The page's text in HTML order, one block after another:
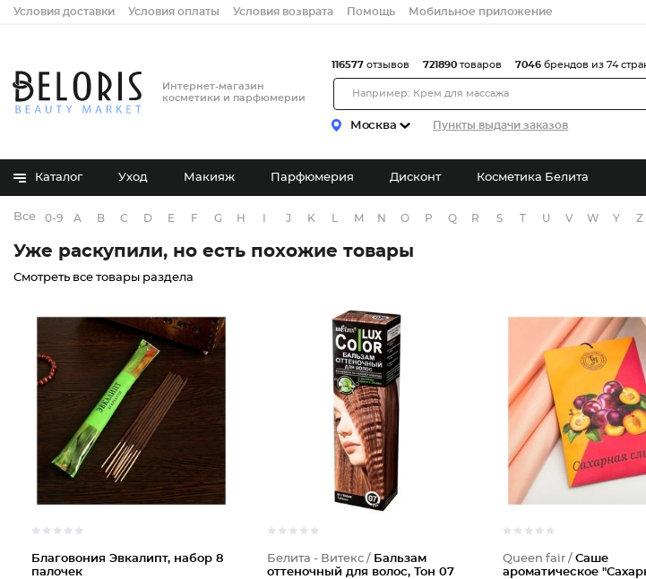
Условия доставки Условия оплаты Условия возврата Помощь Мобильное приложение
Интернет-магазин
косметики и парфюмерии
Москва Пункты выдачи заказов
116577 отзывов 721890 товаров 7046 брендов из 74
Каталог Уход Макияж Парфюмерия Дисконт Косметика Белита
Все бренды
0-9 A B C D E F G H J K M N O P Q R S T U V W Y Z
Уже раскупили, но есть похожие товары
Смотреть все товары раздела
Благовония Эвкалипт, набор 8
палочек
Белита - Витекс / Бальзам
оттеночный для волос, Тон 07
Queen fair / Саше
ароматическое